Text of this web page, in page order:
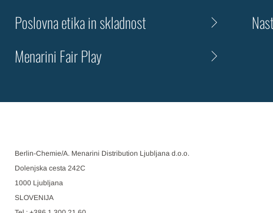
Poslovna etika in skladnost
Menarini Fair Play
Berlin-Chemie/A. Menarini Distribution Ljubljana d.o.o.
Dolenjska cesta 242C
1000 Ljubljana
SLOVENIJA